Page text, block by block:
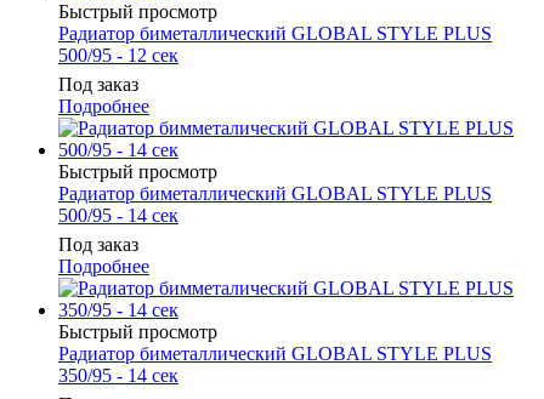
Быстрый просмотр
Радиатор биметаллический GLOBAL STYLE PLUS
500/95 - 12 сек
Под заказ
Подробнее
Быстрый просмотр
Радиатор биметаллический GLOBAL STYLE PLUS
500/95 - 14 сек
Под заказ
Подробнее
Быстрый просмотр
Радиатор биметаллический GLOBAL STYLE PLUS
350/95 - 14 сек